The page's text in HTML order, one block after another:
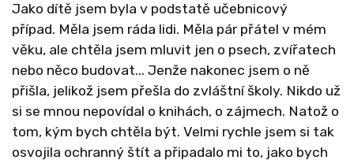
Jako dítě jsem byla v podstatě učebnicový
případ. Měla jsem ráda lidi. Měla pár přátel v mém
věku, ale chtěla jsem mluvit jen o psech, zvířatech
nebo něco budovat... Jenže nakonec jsem o ně
přišla, jelikož jsem přešla do zvláštní školy. Nikdo už
si se mnou nepovídal o knihách, o zájmech. Natož o
tom, kým bych chtěla být. Velmi rychle jsem si tak
osvojila ochranný štít a připadalo mi to, jako bych